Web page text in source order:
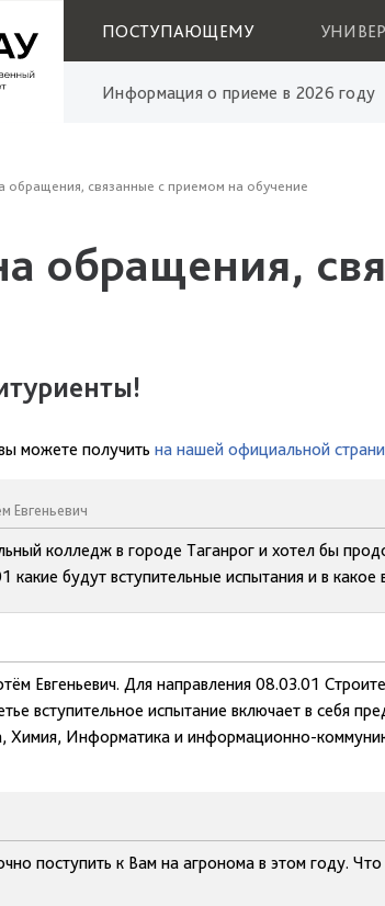
ПОСТУПАЮЩЕМУ
Информация о приеме в 2026 году
обращения, связанные с приемом на обучение
обращения,
можете получить на нашей официальной
Евгеньевич
колледж в городе Таганрог и хотел бы
какие будут вступительные испытания и в какое
Евгеньевич. Для направления 08.03.01
вступительное испытание включает в себя
Химия, Информатика и информационно-
поступить к Вам на агронома в этом году.